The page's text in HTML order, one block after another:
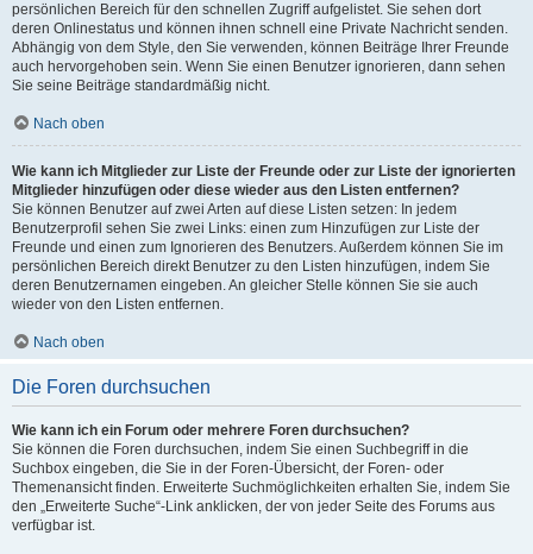
persönlichen Bereich für den schnellen Zugriff aufgelistet. Sie sehen dort
deren Onlinestatus und können ihnen schnell eine Private Nachricht senden.
Abhängig von dem Style, den Sie verwenden, können Beiträge Ihrer Freunde
auch hervorgehoben sein. Wenn Sie einen Benutzer ignorieren, dann sehen
Sie seine Beiträge standardmäßig nicht.
Nach oben
Wie kann ich Mitglieder zur Liste der Freunde oder zur Liste der ignorierten
Mitglieder hinzufügen oder diese wieder aus den Listen entfernen?
Sie können Benutzer auf zwei Arten auf diese Listen setzen: In jedem
Benutzerprofil sehen Sie zwei Links: einen zum Hinzufügen zur Liste der
Freunde und einen zum Ignorieren des Benutzers. Außerdem können Sie im
persönlichen Bereich direkt Benutzer zu den Listen hinzufügen, indem Sie
deren Benutzernamen eingeben. An gleicher Stelle können Sie sie auch
wieder von den Listen entfernen.
Nach oben
Die Foren durchsuchen
Wie kann ich ein Forum oder mehrere Foren durchsuchen?
Sie können die Foren durchsuchen, indem Sie einen Suchbegriff in die
Suchbox eingeben, die Sie in der Foren-Übersicht, der Foren- oder
Themenansicht finden. Erweiterte Suchmöglichkeiten erhalten Sie, indem Sie
den „Erweiterte Suche“-Link anklicken, der von jeder Seite des Forums aus
verfügbar ist.